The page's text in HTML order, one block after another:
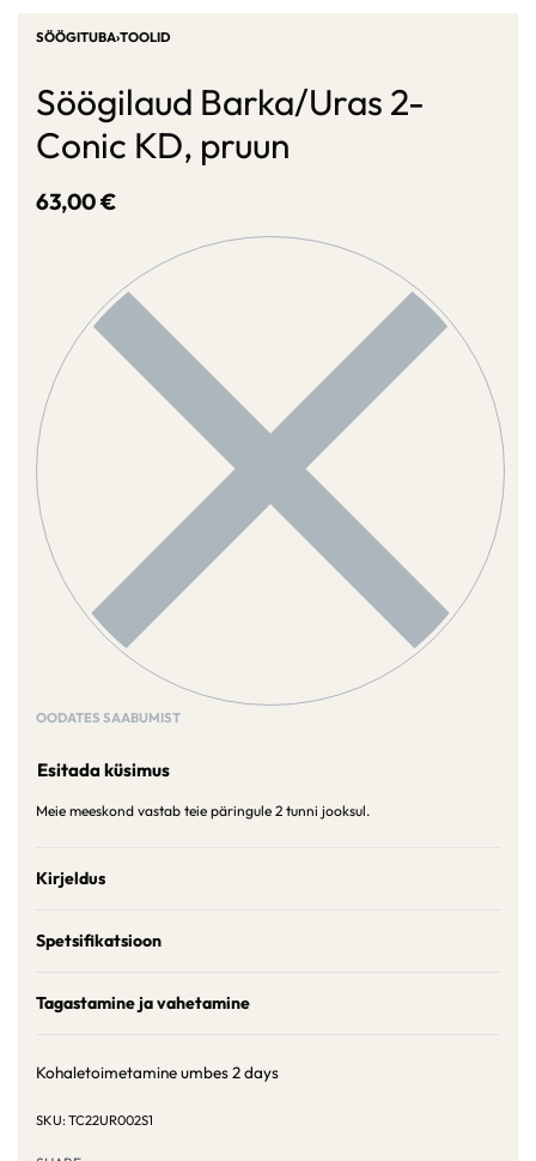
SÖÖGITUBA›TOOLID
Söögilaud Barka/Uras 2-
Conic KD, pruun
63,00€
OODATES SAABUMIST
Esitada küsimus
Meie meeskond vastab teie päringule 2 tunni jooksul.
Kirjeldus
Spetsifikatsioon
Tagastamine ja vahetamine
Kohaletoimetamine umbes2 days
TC22UR002S1